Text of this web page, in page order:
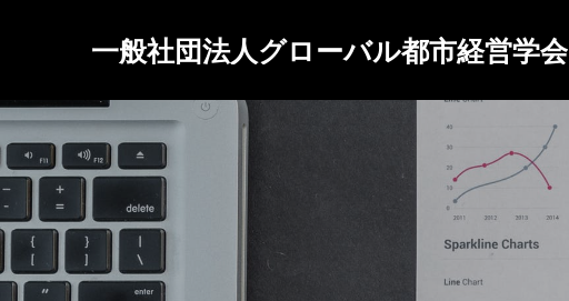
一般社団法人グローバル都市経営学会